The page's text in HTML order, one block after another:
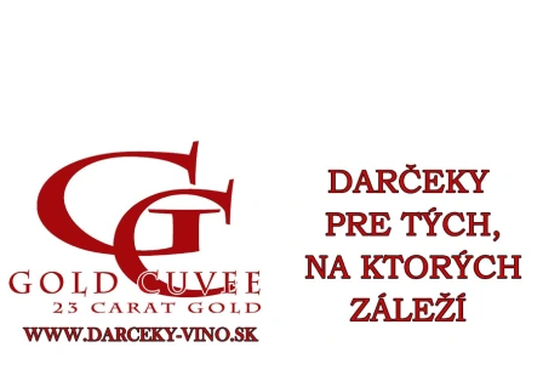
ČO POTREBUJETE NÁJSŤ?
ODPORÚČAME